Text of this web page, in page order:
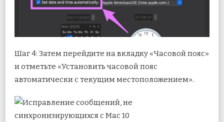
Шаг 4: Затем перейдите на вкладку «Часовой пояс»
и отметьте «Установить часовой пояс
автоматически с текущим местоположением».